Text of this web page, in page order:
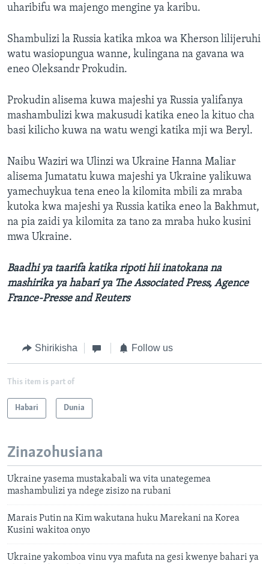
uharibifu wa majengo mengine ya karibu.
Shambulizi la Russia katika mkoa wa Kherson lilijeruhi
watu wasiopungua wanne, kulingana na gavana wa
eneo Oleksandr Prokudin.
Prokudin alisema kuwa majeshi ya Russia yalifanya
mashambulizi kwa makusudi katika eneo la kituo cha
basi kilicho kuwa na watu wengi katika mji wa Beryl.
Naibu Waziri wa Ulinzi wa Ukraine Hanna Maliar
alisema Jumatatu kuwa majeshi ya Ukraine yalikuwa
yamechuykua tena eneo la kilomita mbili za mraba
kutoka kwa majeshi ya Russia katika eneo la Bakhmut,
na pia zaidi ya kilomita za tano za mraba huko kusini
mwa Ukraine.
Baadhi ya taarifa katika ripoti hii inatokana na
mashirika ya habari ya The Associated Press, Agence
France-Presse and Reuters
Shirikisha Follow us
This item is part of
Habari Dunia
Zinazohusiana
Ukraine yasema mustakabali wa vita unategemea
mashambulizi ya ndege zisizo na rubani
Marais Putin na Kim wakutana huku Marekani na Korea
Kusini wakitoa onyo
Ukraine yakomboa vinu vya mafuta na gesi kwenye bahari ya